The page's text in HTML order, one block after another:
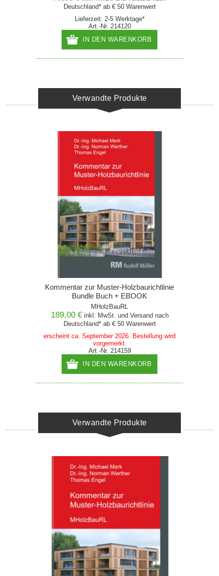
Deutschland* ab € 50 Warenwert
Lieferzeit: 2-5 Werktage*
Art.-Nr. 214120
IN DEN WARENKORB
Verwandte Produkte
Kommentar zur Muster-Holzbaurichtlinie
Bundle Buch + EBOOK
MHolzBauRL
189,00 € inkl. MwSt. und Versand nach
Deutschland* ab € 50 Warenwert
erscheint ca. September 2026. Bestellung wird
vorgemerkt.
Art.-Nr. 214159
IN DEN WARENKORB
Verwandte Produkte